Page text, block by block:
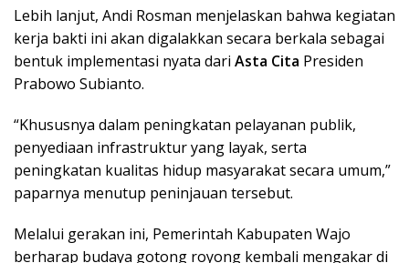
Lebih lanjut, Andi Rosman menjelaskan bahwa kegiatan
kerja bakti ini akan digalakkan secara berkala sebagai
bentuk implementasi nyata dari Asta Cita Presiden
Prabowo Subianto.
“Khususnya dalam peningkatan pelayanan publik,
penyediaan infrastruktur yang layak, serta
peningkatan kualitas hidup masyarakat secara umum,”
paparnya menutup peninjauan tersebut.
Melalui gerakan ini, Pemerintah Kabupaten Wajo
berharap budaya gotong royong kembali mengakar di